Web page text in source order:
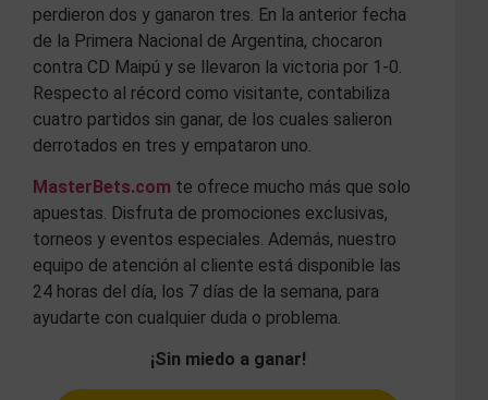
perdieron dos y ganaron tres. En la anterior fecha
de la Primera Nacional de Argentina, chocaron
contra CD Maipú y se llevaron la victoria por 1-0.
Respecto al récord como visitante, contabiliza
cuatro partidos sin ganar, de los cuales salieron
derrotados en tres y empataron uno.
MasterBets.com te ofrece mucho más que solo
apuestas. Disfruta de promociones exclusivas,
torneos y eventos especiales. Además, nuestro
equipo de atención al cliente está disponible las
24 horas del día, los 7 días de la semana, para
ayudarte con cualquier duda o problema.
¡Sin miedo a ganar!